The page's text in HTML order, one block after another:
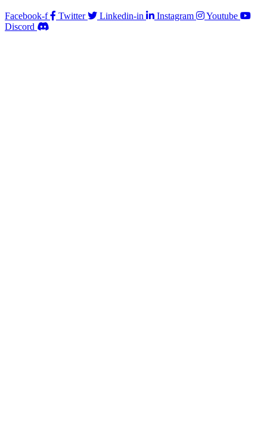
Facebook-f Twitter Linkedin-in Instagram
Youtube
Discord